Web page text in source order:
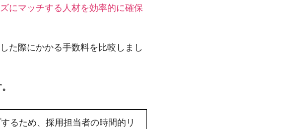
にマッチする人材を効率的に確保
た際にかかる手数料を比較しまし
るため、採用担当者の時間的リ